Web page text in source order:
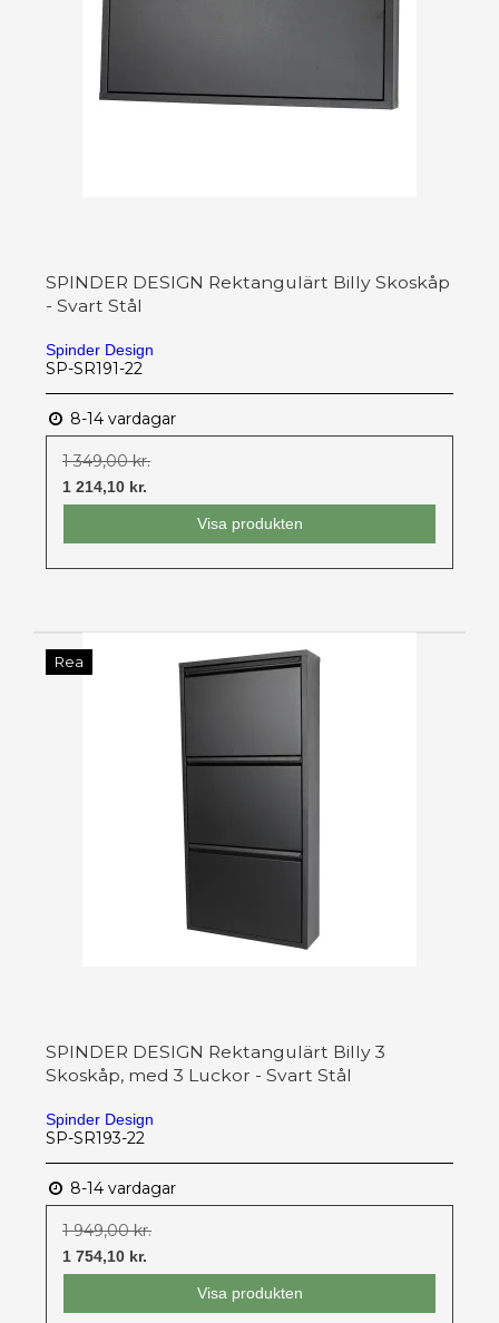
SPINDER DESIGN Rektangulärt Billy Skoskåp
- Svart Stål
Spinder Design
SP-SR191-22
8-14 vardagar
1 349,00 kr.
1 214,10 kr.
Visa produkten
Rea
SPINDER DESIGN Rektangulärt Billy 3
Skoskåp, med 3 Luckor - Svart Stål
Spinder Design
SP-SR193-22
8-14 vardagar
1 949,00 kr.
1 754,10 kr.
Visa produkten